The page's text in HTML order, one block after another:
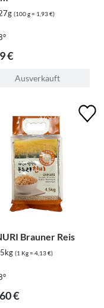
(100 g = 1,93 €)
€
Ausverkauft
Brauner Reis
(1 Kg = 4,13 €)
€